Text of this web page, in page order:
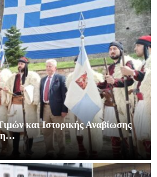
και Ιστορικής Αναβίωσης